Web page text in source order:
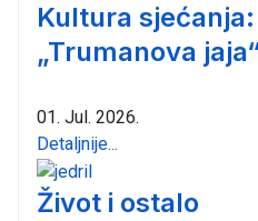
Kultura sjećanja:
„Trumanova
01. Jul. 2026.
Detaljnije...
Život i ostalo